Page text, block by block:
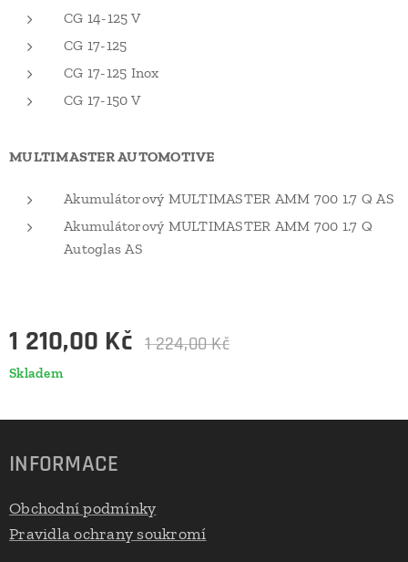
CG 14-125 V
CG 17-125
CG 17-125 Inox
CG 17-150 V
MULTIMASTER AUTOMOTIVE
Akumulátorový MULTIMASTER AMM 700 1.7 Q AS
Akumulátorový MULTIMASTER AMM 700 1.7 Q
Autoglas AS
1 210,00 Kč 1 224,00Kč
Skladem
INFORMACE
Obchodní podmínky
Pravidla ochrany soukromí